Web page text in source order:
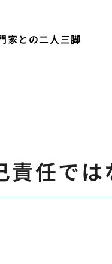
家との二人三脚
責任で